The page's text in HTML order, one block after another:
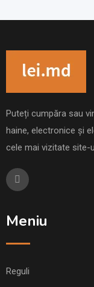
Puteți cumpăra sau
haine, electronice și
cele mai vizitate site-
Meniu
Reguli